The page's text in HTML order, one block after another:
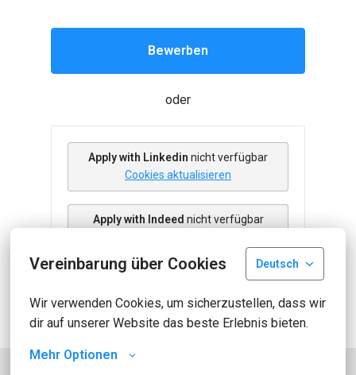
Vereinbarung über Cookies Deutsch
Wir verwenden Cookies, um sicherzustellen, dass wir
dir auf unserer Website das beste Erlebnis bieten.
Mehr Optionen
Bewerben
oder
Apply with Linkedin nicht verfügbar
Cookies aktualisieren
Apply with Indeed nicht verfügbar
Job teilen